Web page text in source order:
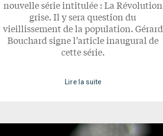
nouvelle série intitulée : La Révolution
grise. Il y sera question du
vieillissement de la population. Gérard
Bouchard signe l’article inaugural de
cette série.
Lire la suite